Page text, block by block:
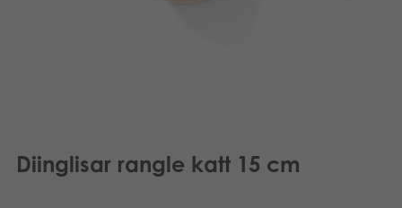
Diinglisar rangle katt 15 cm